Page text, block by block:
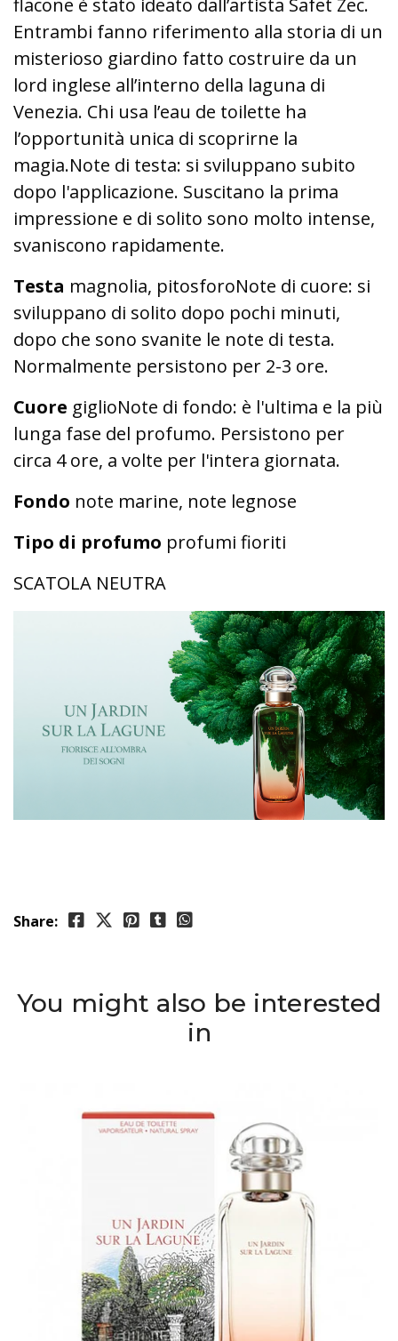
flacone è stato ideato dall’artista Safet Zec.
Entrambi fanno riferimento alla storia di un
misterioso giardino fatto costruire da un
lord inglese all’interno della laguna di
Venezia. Chi usa l’eau de toilette ha
l’opportunità unica di scoprirne la
magia.Note di testa: si sviluppano subito
dopo l'applicazione. Suscitano la prima
impressione e di solito sono molto intense,
svaniscono rapidamente.
Testa magnolia, pitosforoNote di cuore: si
sviluppano di solito dopo pochi minuti,
dopo che sono svanite le note di testa.
Normalmente persistono per 2-3 ore.
Cuore giglioNote di fondo: è l'ultima e la più
lunga fase del profumo. Persistono per
circa 4 ore, a volte per l'intera giornata.
Fondo note marine, note legnose
Tipo di profumo profumi fioriti
SCATOLA NEUTRA
Share:
You might also be interested
in